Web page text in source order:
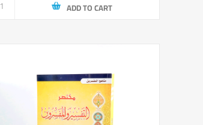
ADD TO CART